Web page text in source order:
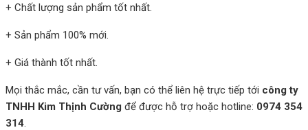
+ Chất lượng sản phẩm tốt nhất.
+ Sản phẩm 100% mới.
+ Giá thành tốt nhất.
Mọi thắc mắc, cần tư vấn, bạn có thể liên hệ trực tiếp tới công ty
TNHH Kim Thịnh Cường để được hỗ trợ hoặc hotline: 0974 354
314.